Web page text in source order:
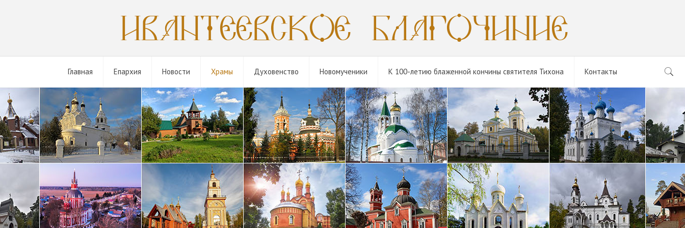
Главная Епархия Новости Храмы Духовенство Новомученики К 100-летию блаженной кончины святителя Тихона Контакты